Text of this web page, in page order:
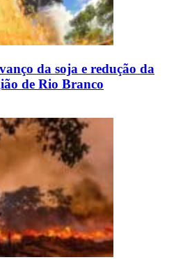
da soja e redução da
de Rio Branco